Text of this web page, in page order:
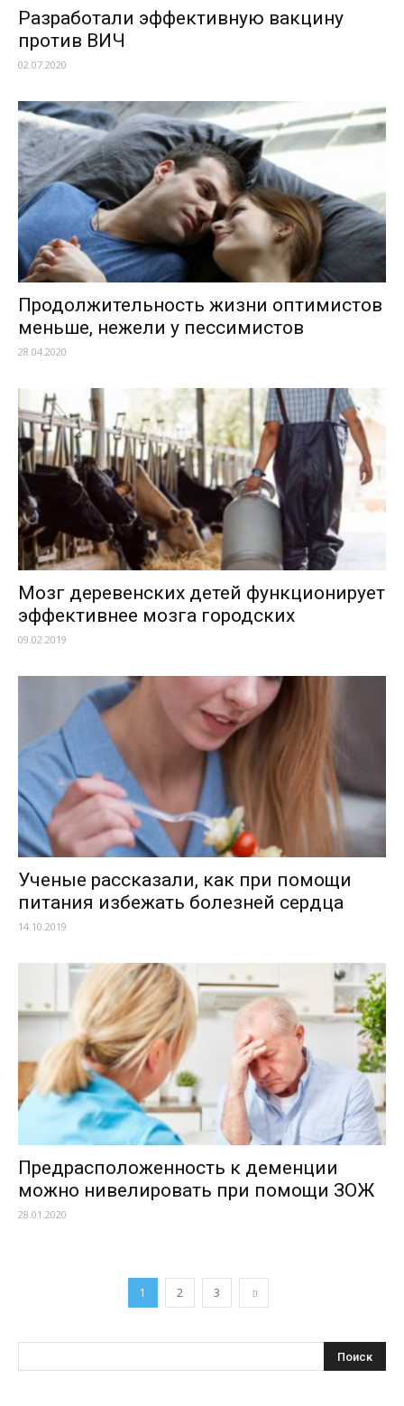
Разработали эффективную вакцину
против ВИЧ
02.07.2020
Продолжительность жизни оптимистов
меньше, нежели у пессимистов
28.04.2020
Мозг деревенских детей функционирует
эффективнее мозга городских
09.02.2019
Ученые рассказали, как при помощи
питания избежать болезней сердца
14.10.2019
Предрасположенность к деменции
можно нивелировать при помощи ЗОЖ
28.01.2020
1 2 3